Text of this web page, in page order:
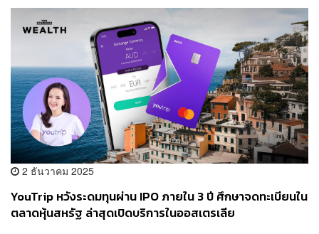
2 ธันวาคม 2025
YouTrip หวังระดมทุนผ่าน IPO ภายใน 3 ปี ศึกษาจดทะเบียนใน
ตลาดหุ้นสหรัฐ ล่าสุดเปิดบริการในออสเตรเลีย